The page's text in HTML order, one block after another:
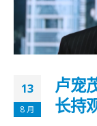
13
8 月
卢宠
长持